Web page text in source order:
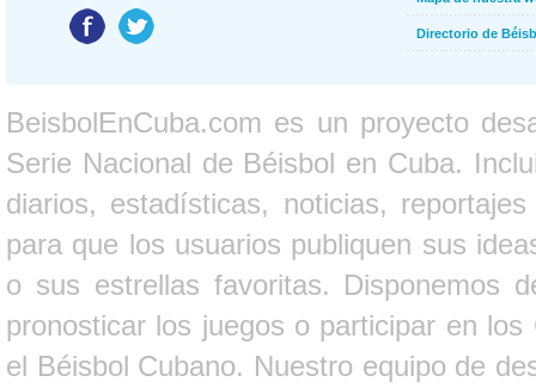
Directorio de
BeisbolEnCuba.com es un proyecto
Serie Nacional de Béisbol en Cuba.
diarios, estadísticas, noticias,
para que los usuarios publiquen sus
o sus estrellas favoritas. Disponemos
pronosticar los juegos o participar en
el Béisbol Cubano. Nuestro equipo de